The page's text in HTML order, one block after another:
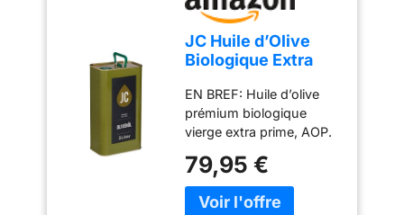
JC Huile d’Olive
Biologique Extra
AOP en 3
conteneur - 3l
EN BREF: Huile d’olive
prémium biologique
vierge extra prime, AOP.
Première pression à froid,
mise en bouteille de
variétés à partir d'olives
79,95 €